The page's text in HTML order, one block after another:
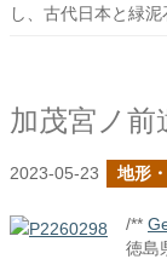
し、古代日本と緑
2023-05-23 地形
/**
徳島